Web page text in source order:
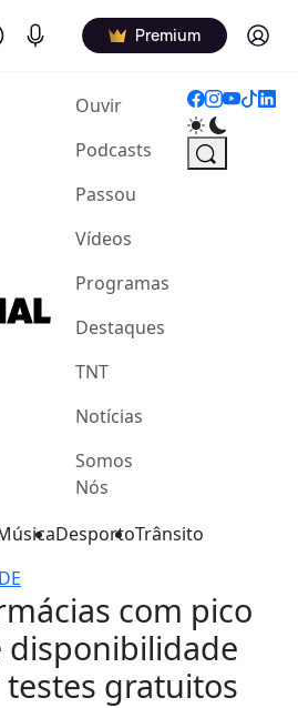
Podcasts Premium Log in
Ouvir(current)
Podcasts
Passou
Vídeos
Programas
Destaques
TNT
Notícias
Somos
Nós
DesportoTrânsito
com pico
disponibilidade
gratuitos